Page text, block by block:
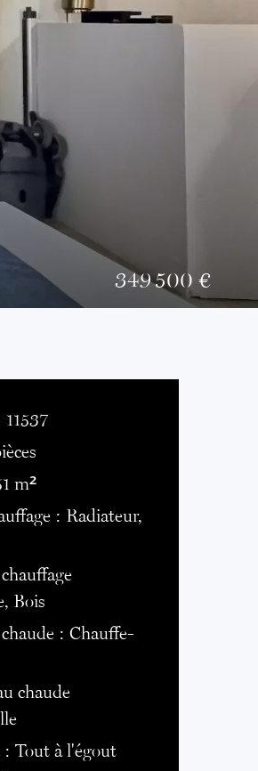
349 500 €
11537
m²
Radiateur,
Bois
Chauffe-
chaude
Tout à l'égout